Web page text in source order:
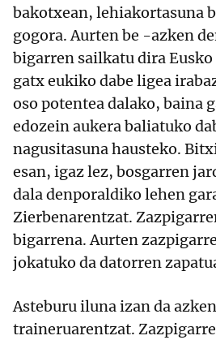
bakotxean, lehiakortasuna
gogora. Aurten be -azken
bigarren sailkatu dira
gatx eukiko dabe ligea
oso potentea dalako, baina
edozein aukera baliatuko
nagusitasuna hausteko.
esan, igaz lez, bosgarren
dala denporaldiko lehen
Zierbenarentzat.
bigarrena. Aurten
jokatuko da datorren
Asteburu iluna izan da
traineruarentzat.